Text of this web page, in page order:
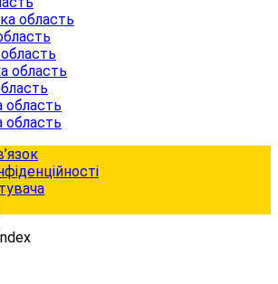
область
область
область
область